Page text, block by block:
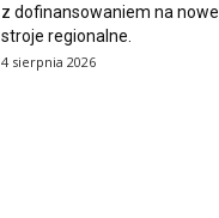
z dofinansowaniem na nowe
stroje regionalne.
4 sierpnia 2026